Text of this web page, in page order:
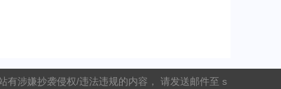
有涉嫌抄袭侵权/违法违规的内容， 请发送邮件至 s